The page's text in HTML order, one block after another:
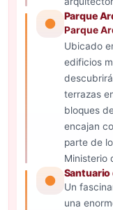
Parque
Parque
Ubicado
edificios
terrazas
bloques
encajan
parte de
Ministerio
Santuario
Un
una